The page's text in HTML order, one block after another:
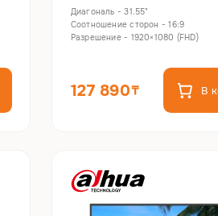
Диагональ - 31.55"
Соотношение сторон - 16:9
Разрешение - 1920×1080 (FHD)
127 890 В